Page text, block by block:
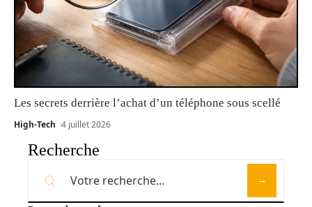
Les secrets derrière l’achat d’un téléphone sous scellé
High-Tech 4 juillet 2026
Recherche